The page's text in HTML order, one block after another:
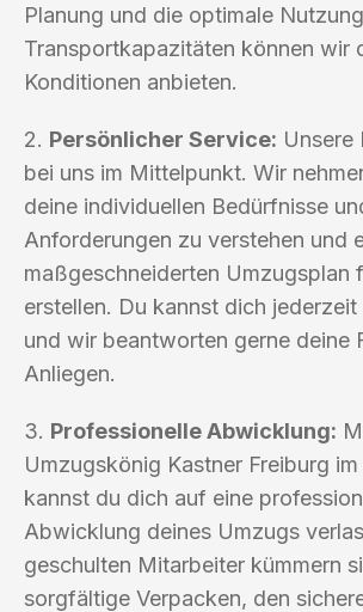
Planung und die optimale
Transportkapazitäten können wir
Konditionen anbieten.
2. Persönlicher Service: Unsere
bei uns im Mittelpunkt. Wir
deine individuellen Bedürfnisse
Anforderungen zu verstehen und
maßgeschneiderten Umzugsplan
erstellen. Du kannst dich jederzeit
und wir beantworten gerne deine
Anliegen.
3. Professionelle Abwicklung:
Umzugskönig Kastner Freiburg im
kannst du dich auf eine
Abwicklung deines Umzugs
geschulten Mitarbeiter kümmern
sorgfältige Verpacken, den